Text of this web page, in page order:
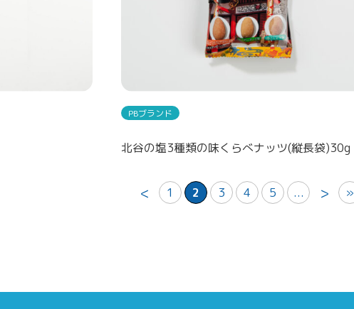
PBブランド
北谷の塩3種類の味くらべナッツ(縦長袋)30g
< 1 2 3 4 5 ... > »